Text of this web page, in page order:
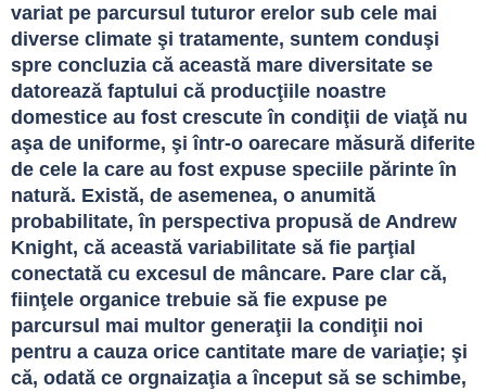
variat pe parcursul tuturor erelor sub cele mai
diverse climate şi tratamente, suntem conduşi
spre concluzia că această mare diversitate se
datorează faptului că producţiile noastre
domestice au fost crescute în condiţii de viaţă nu
aşa de uniforme, şi într-o oarecare măsură diferite
de cele la care au fost expuse speciile părinte în
natură. Există, de asemenea, o anumită
probabilitate, în perspectiva propusă de Andrew
Knight, că această variabilitate să fie parţial
conectată cu excesul de mâncare. Pare clar că,
fiinţele organice trebuie să fie expuse pe
parcursul mai multor generaţii la condiţii noi
pentru a cauza orice cantitate mare de variaţie; şi
că, odată ce orgnaizaţia a început să se schimbe,